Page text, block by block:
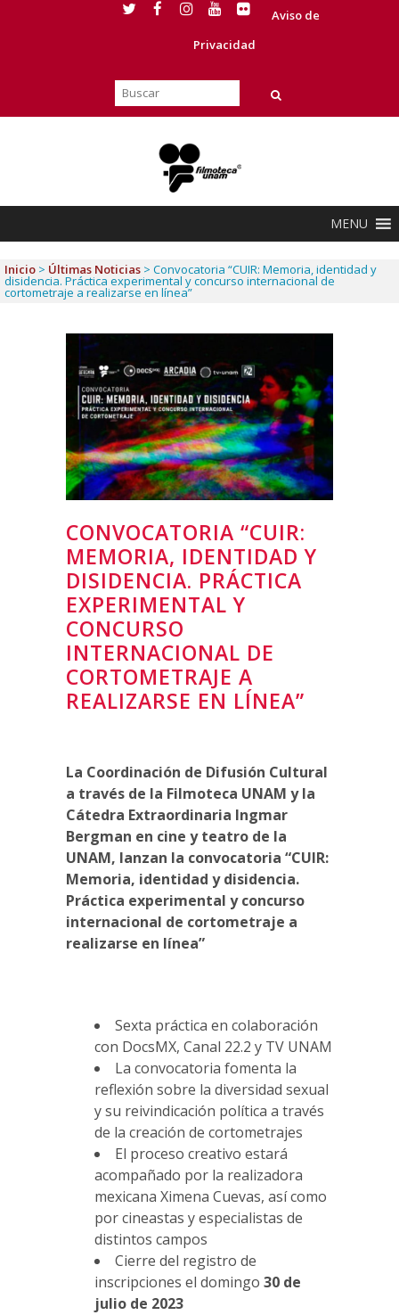
Aviso de
Privacidad
MENU
Inicio > Últimas Noticias > Convocatoria “CUIR: Memoria, identidad y
disidencia. Práctica experimental y concurso internacional de
cortometraje a realizarse en línea”
CONVOCATORIA “CUIR:
MEMORIA, IDENTIDAD Y
DISIDENCIA. PRÁCTICA
EXPERIMENTAL Y
CONCURSO
INTERNACIONAL DE
CORTOMETRAJE A
REALIZARSE EN LÍNEA”
La Coordinación de Difusión Cultural
a través de la Filmoteca UNAM y la
Cátedra Extraordinaria Ingmar
Bergman en cine y teatro de la
UNAM, lanzan la convocatoria “CUIR:
Memoria, identidad y disidencia.
Práctica experimental y concurso
internacional de cortometraje a
realizarse en línea”
Sexta práctica en colaboración
con DocsMX, Canal 22.2 y TV UNAM
La convocatoria fomenta la
reflexión sobre la diversidad sexual
y su reivindicación política a través
de la creación de cortometrajes
El proceso creativo estará
acompañado por la realizadora
mexicana Ximena Cuevas, así como
por cineastas y especialistas de
distintos campos
Cierre del registro de
inscripciones el domingo 30 de
julio de 2023